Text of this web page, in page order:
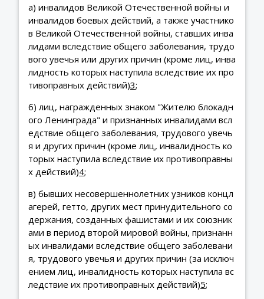
а) инвалидов Великой Отечественной войны и
инвалидов боевых действий, а также участнико
в Великой Отечественной войны, ставших инва
лидами вследствие общего заболевания, трудо
вого увечья или других причин (кроме лиц, инва
лидность которых наступила вследствие их про
тивоправных действий)3;
б) лиц, награжденных знаком "Жителю блокадн
ого Ленинграда" и признанных инвалидами всл
едствие общего заболевания, трудового увечь
я и других причин (кроме лиц, инвалидность ко
торых наступила вследствие их противоправны
х действий)4;
в) бывших несовершеннолетних узников концл
агерей, гетто, других мест принудительного со
держания, созданных фашистами и их союзник
ами в период второй мировой войны, признанн
ых инвалидами вследствие общего заболевани
я, трудового увечья и других причин (за исключ
ением лиц, инвалидность которых наступила вс
ледствие их противоправных действий)5;